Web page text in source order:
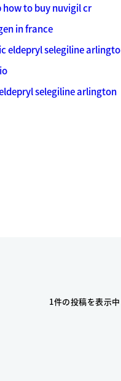
how to buy nuvigil cr
in france
eldepryl selegiline
selegiline arlington
1件の投稿を表示